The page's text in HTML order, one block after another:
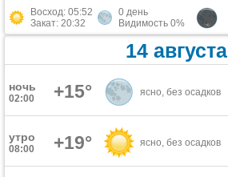
Восход: 05:52
Закат: 20:32
0 день
Видимость 0%
14 августа
ночь
02:00 +15° ясно, без осадков
утро
08:00 +19° ясно, без осадков